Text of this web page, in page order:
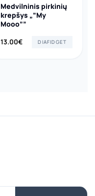
Medvilninis pirkinių
krepšys „”My
Mooo””
13.00€ DIAFIDGET